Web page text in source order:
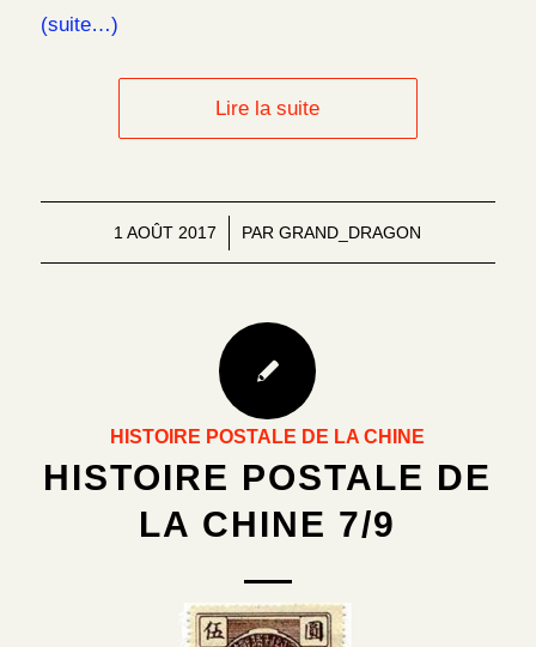
(suite…)
Lire la suite
1 AOÛT 2017
/ PARGRAND_DRAGON
HISTOIRE POSTALE DE LA CHINE
HISTOIRE POSTALE DE
LA CHINE 7/9